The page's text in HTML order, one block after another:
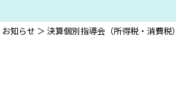
お知らせ ＞ 決算個別指導会（所得税・消費税